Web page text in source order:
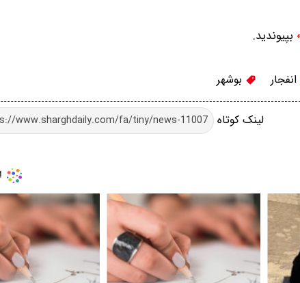
بپیوندید.
انفجار بوشهر
لینک کوتاه